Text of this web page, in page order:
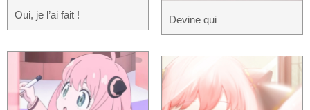
Oui, je l’ai fait ! Devine qui